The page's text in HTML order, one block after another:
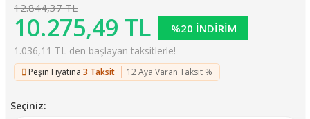
12.844,37 TL
10.275,49 TL %20 İNDİRİM
1.036,11 TL den başlayan taksitlerle!
Peşin Fiyatına 3 Taksit 12 Aya Varan Taksit %
Seçiniz: